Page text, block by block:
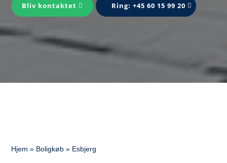
Bliv kontaktet Ring: +45 60 15 99 20
Hjem » Boligkøb » Esbjerg